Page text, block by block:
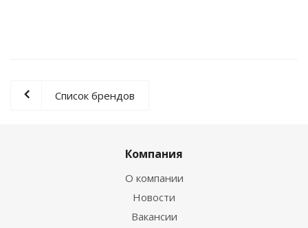
Список брендов
Компания
О компании
Новости
Вакансии